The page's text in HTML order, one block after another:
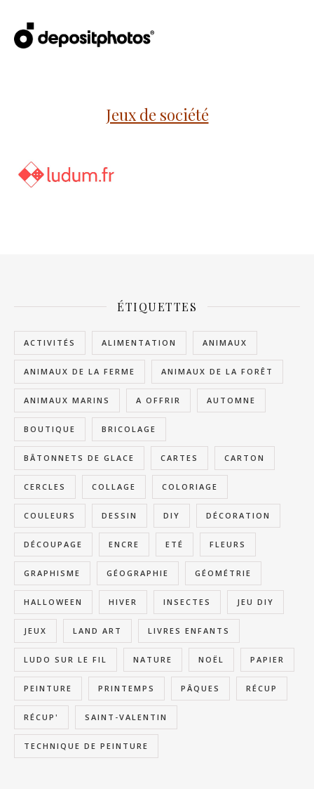
Jeux de société
ÉTIQUETTES
ACTIVITÉS ALIMENTATION ANIMAUX
ANIMAUX DE LA FERME ANIMAUX DE LA FORÊT
ANIMAUX MARINS A OFFRIR AUTOMNE
BOUTIQUE BRICOLAGE
BÂTONNETS DE GLACE CARTES CARTON
CERCLES COLLAGE COLORIAGE
COULEURS DESSIN DIY DÉCORATION
DÉCOUPAGE ENCRE ETÉ FLEURS
GRAPHISME GÉOGRAPHIE GÉOMÉTRIE
HALLOWEEN HIVER INSECTES JEU DIY
JEUX LAND ART LIVRES ENFANTS
LUDO SUR LE FIL NATURE NOËL PAPIER
PEINTURE PRINTEMPS PÂQUES RÉCUP
RÉCUP' SAINT-VALENTIN
TECHNIQUE DE PEINTURE